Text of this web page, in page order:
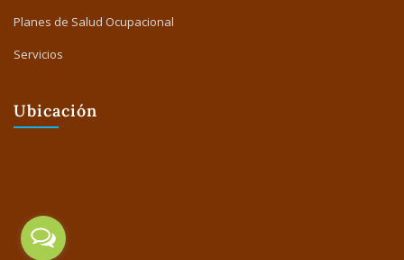
Planes de Salud Ocupacional
Servicios
Ubicación